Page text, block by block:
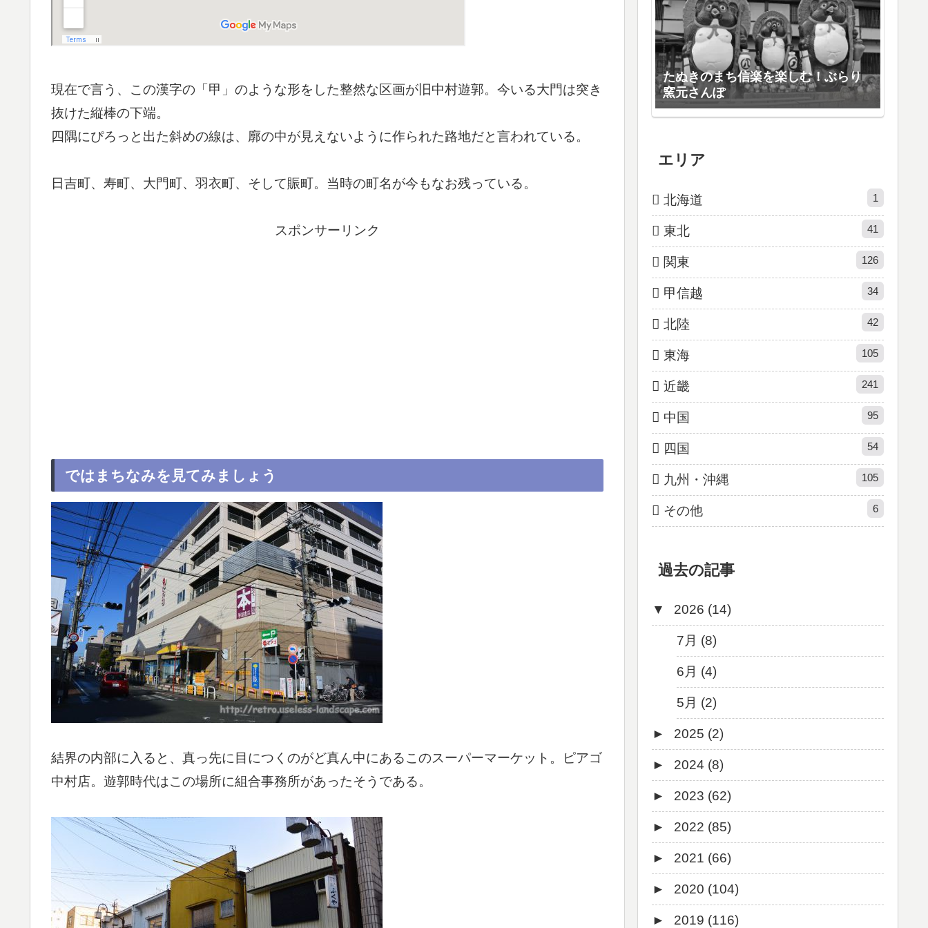
現在で言う、この漢字の「甲」のような形をした整然な区画が旧中村遊郭。今いる大門は突き
抜けた縦棒の下端。
四隅にぴろっと出た斜めの線は、廓の中が見えないように作られた路地だと言われている。
日吉町、寿町、大門町、羽衣町、そして賑町。当時の町名が今もなお残っている。
スポンサーリンク
ではまちなみを見てみましょう
結界の内部に入ると、真っ先に目につくのがど真ん中にあるこのスーパーマーケット。ピアゴ
中村店。遊郭時代はこの場所に組合事務所があったそうである。
たぬきのまち信楽を楽しむ！ぶらり
窯元さんぽ
エリア
北海道 1
東北 41
関東 126
甲信越 34
北陸 42
東海 105
近畿 241
中国 95
四国 54
九州・沖縄 105
その他 6
過去の記事
▼ 2026 (14)
7月 (8)
6月 (4)
5月 (2)
► 2025 (2)
12月 (1)
6月 (1)
► 2024 (8)
8月 (1)
7月 (1)
5月 (2)
4月 (3)
3月 (1)
► 2023 (62)
9月 (1)
8月 (1)
7月 (8)
6月 (5)
► 2022 (85)
12月 (3)
10月 (1)
9月 (4)
► 2021 (66)
12月 (4)
11月 (8)
► 2020 (104)
12月 (7)
► 2019 (116)